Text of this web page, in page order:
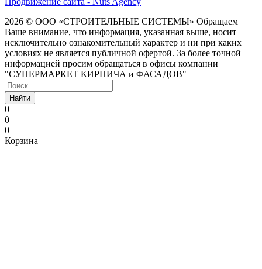
2026 © ООО «СТРОИТЕЛЬНЫЕ СИСТЕМЫ» Обращаем
Ваше внимание, что информация, указанная выше, носит
исключительно ознакомительный характер и ни при каких
условиях не является публичной офертой. За более точной
информацией просим обращаться в офисы компании
"СУПЕРМАРКЕТ КИРПИЧА и ФАСАДОВ"
Найти
0
0
0
Корзина